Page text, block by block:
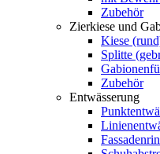
Zubehör
Zierkiese und
Kiese
Splitte
Zubehör
Entwässerung